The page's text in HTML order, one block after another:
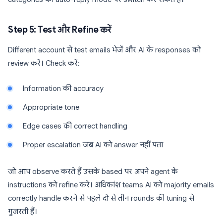
Step 5: Test और Refine करें
Different account से test emails भेजें और AI के responses को
review करें। Check करें:
Information की accuracy
Appropriate tone
Edge cases की correct handling
Proper escalation जब AI को answer नहीं पता
जो आप observe करते हैं उसके based पर अपने agent के
instructions को refine करें। अधिकांश teams AI को majority emails
correctly handle करने से पहले दो से तीन rounds की tuning से
गुजरती हैं।